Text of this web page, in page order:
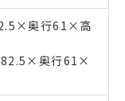
奥行61×高
奥行61×